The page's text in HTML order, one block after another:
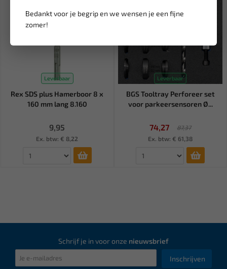
Bedankt voor je begrip en we wensen je een fijne
zomer!
Leverbaar
Rex SDS plus Hamerboor 8 x
160 mm lang 8.160
9,95
Ex. btw: € 8,22
Leverbaar
BGS Tooltray Perforeer set
voor parkeersensoren Ø...
74,27
87,37
Ex. btw: € 61,38
Schrijf je in voor onze nieuwsbrief
Inschrijven